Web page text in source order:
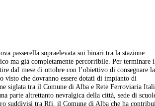
passerella sopraelevata sui binari tra la stazione
ma già completamente percorribile. Per terminare
dal mese di ottobre con l’obiettivo di consegnare la
visto che dovranno essere dotati di impianto di
siglata tra il Comune di Alba e Rete Ferroviaria
parte altrettanto nevralgica della città, sede di
suddivisi tra Rfi, il Comune di Alba che ha